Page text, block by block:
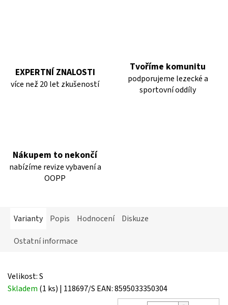
EXPERTNÍ ZNALOSTI
více než 20 let zkušeností
Tvoříme komunitu
podporujeme lezecké a
sportovní oddíly
Nákupem to nekončí
nabízíme revize vybavení a
OOPP
Varianty Popis Hodnocení
Diskuze
Ostatní informace
Velikost: S
Skladem (1 ks) | 118697/S EAN:8595033350304